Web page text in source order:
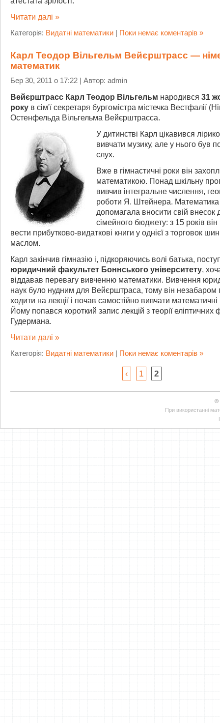
Читати далі »
Категорія: Видатні математики Поки немає коментарів »
Карл Теодор Вільгельм Вейєрштрасс —
математик
Бер 30, 2011 о 17:22 | Автор: admin
Вейєрштрасс Карл Теодор Вільгельм народився 31
року в сім'ї секретаря бургомістра містечка Вестфалії
Остенфельда Вільгельма Вейєрштрасса.
У дитинстві Карл цікавився
вивчати музику, але у нього був
слух.
Вже в гімнастичні роки він
математикою. Понад шкільну
вивчив інтегральне числення,
роботи Я. Штейнера. Математика
допомагала вносити свій внесок
сімейного бюджету: з 15 років
вести прибутково-видаткові книги у однієї з торговок
маслом.
Карл закінчив гімназію і, підкоряючись волі батька,
юридичний факультет Боннського університету,
віддавав перевагу вивченню математики. Вивчення
наук було нудним для Вейєрштраса, тому він незабаром
ходити на лекції і почав самостійно вивчати математичні
Йому попався короткий запис лекцій з теорії еліптичних
Гудермана.
Читати далі »
Категорія: Видатні математики Поки немає коментарів »
‹ 1 2
©
При використанні